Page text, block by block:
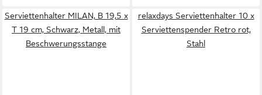
Serviettenhalter MILAN, B 19,5 x
T 19 cm, Schwarz, Metall, mit
Beschwerungsstange
relaxdays Serviettenhalter 10 x
Serviettenspender Retro rot,
Stahl